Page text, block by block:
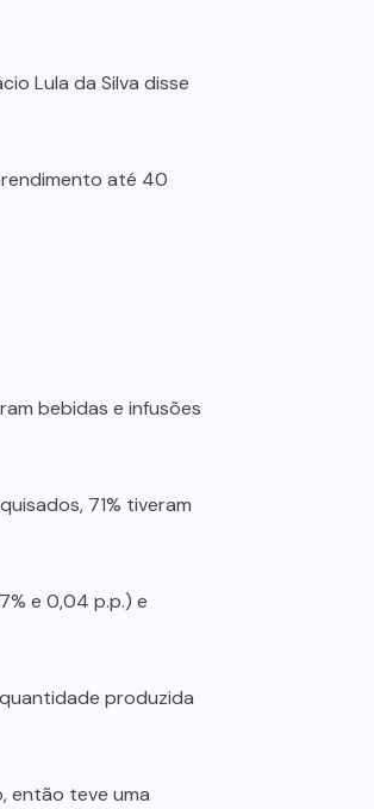
Lula da Silva disse
rendimento até 40
bebidas e infusões
71% tiveram
e 0,04 p.p.) e
produzida
então teve uma